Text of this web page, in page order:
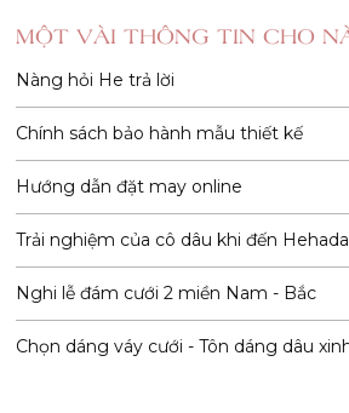
MỘT VÀI THÔNG TIN CHO
Nàng hỏi He trả lời
Chính sách bảo hành mẫu thiết kế
Hướng dẫn đặt may online
Trải nghiệm của cô dâu khi đến Hehada
Nghi lễ đám cưới 2 miền Nam - Bắc
Chọn dáng váy cưới - Tôn dáng dâu